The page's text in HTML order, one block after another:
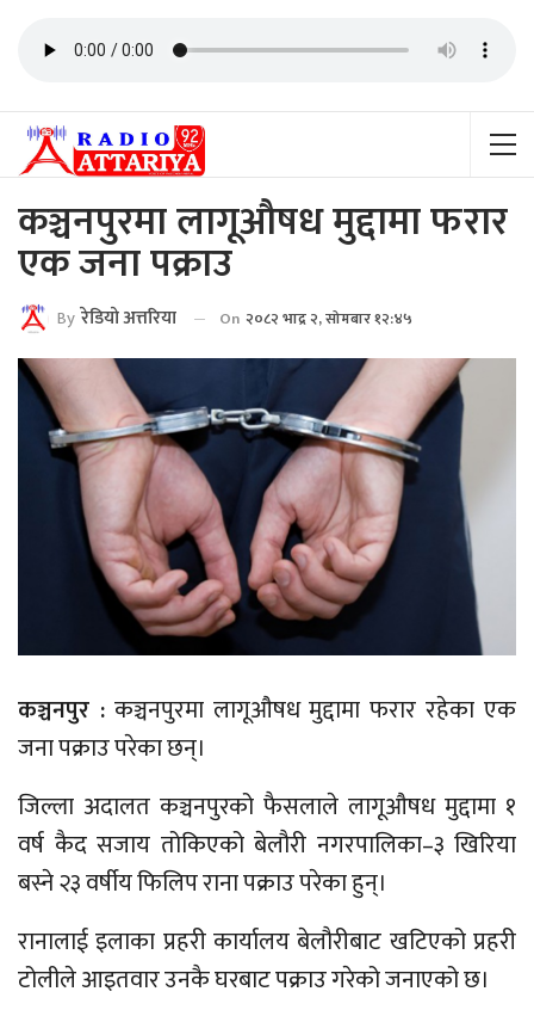
कञ्चनपुरमा लागूऔषध मुद्दामा फरार
एक जना पक्राउ
By रेडियाे अत्तरिया On २०८२ भाद्र २, सोमबार १२:४५
कञ्चनपुर :कञ्चनपुरमा लागूऔषध मुद्दामा फरार रहेका एक
जना पक्राउ परेका छन्।
जिल्ला अदालत कञ्चनपुरको फैसलाले लागूऔषध मुद्दामा १
वर्ष कैद सजाय तोकिएको बेलौरी नगरपालिका–३ खिरिया
बस्ने २३ वर्षीय फिलिप राना पक्राउ परेका हुन्।
रानालाई इलाका प्रहरी कार्यालय बेलौरीबाट खटिएको प्रहरी
टोलीले आइतवार उनकै घरबाट पक्राउ गरेको जनाएको छ।